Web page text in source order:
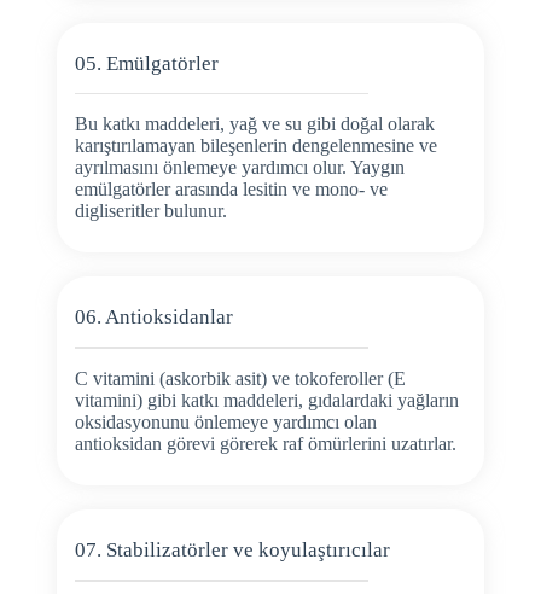
05. Emülgatörler
Bu katkı maddeleri, yağ ve su gibi doğal olarak
karıştırılamayan bileşenlerin dengelenmesine ve
ayrılmasını önlemeye yardımcı olur. Yaygın
emülgatörler arasında lesitin ve mono- ve
digliseritler bulunur.
06. Antioksidanlar
C vitamini (askorbik asit) ve tokoferoller (E
vitamini) gibi katkı maddeleri, gıdalardaki yağların
oksidasyonunu önlemeye yardımcı olan
antioksidan görevi görerek raf ömürlerini uzatırlar.
07. Stabilizatörler ve koyulaştırıcılar